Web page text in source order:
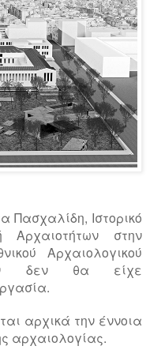
Πασχαλίδη, Ιστορικό
Αρχαιοτήτων στην
Αρχαιολογικού
δεν θα είχε
αρχικά την έννοια
αρχαιολογίας.